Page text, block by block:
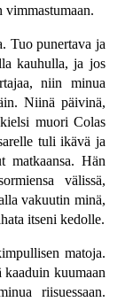
vimmastumaan.
Tuo punertava ja
kauhulla, ja jos
niin minua
Niinä päivinä,
muori Colas
tuli ikävä ja
matkaansa. Hän
välissä,
vakuutin minä,
itseni kedolle.
matoja.
kuumaan
riisuessaan.